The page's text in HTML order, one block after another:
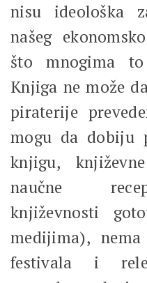
nisu ideološka
našeg
što mnogima
Knjiga ne može
piraterije
mogu da dobiju
knjigu,
naučne
književnosti
medijima),
festivala i